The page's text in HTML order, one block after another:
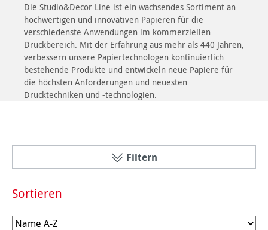
Die Studio&Decor Line ist ein wachsendes Sortiment an
hochwertigen und innovativen Papieren für die
verschiedenste Anwendungen im kommerziellen
Druckbereich. Mit der Erfahrung aus mehr als 440 Jahren,
verbessern unsere Papiertechnologen kontinuierlich
bestehende Produkte und entwickeln neue Papiere für
die höchsten Anforderungen und neuesten
Drucktechniken und -technologien.
Filtern
Sortieren